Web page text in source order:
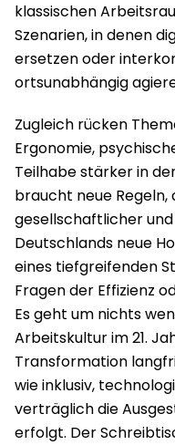
klassischen
Szenarien, in denen
ersetzen oder
ortsunabhängig
Zugleich rücken
Ergonomie,
Teilhabe stärker in
braucht neue
gesellschaftlicher
Deutschlands neue
eines tiefgreifenden
Fragen der Effizienz
Es geht um nichts
Arbeitskultur im 21.
Transformation
wie inklusiv,
verträglich die
erfolgt. Der